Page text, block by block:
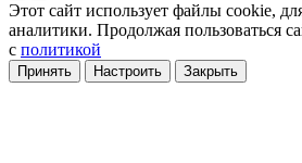
Этот сайт использует файлы cookie,
аналитики. Продолжая пользоваться
с политикой
Принять Настроить Закрыть